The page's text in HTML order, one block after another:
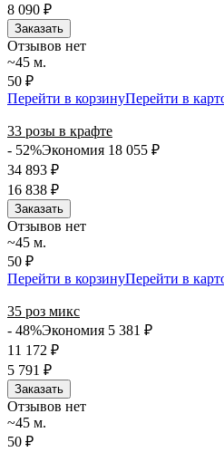
8 090 ₽
Заказать
Отзывов нет
~45 м.
50 ₽
Перейти в корзинуПерейти в
33 розы в крафте
- 52%Экономия 18 055 ₽
34 893 ₽
16 838 ₽
Заказать
Отзывов нет
~45 м.
50 ₽
Перейти в корзинуПерейти в
35 роз микс
- 48%Экономия 5 381 ₽
11 172 ₽
5 791 ₽
Заказать
Отзывов нет
~45 м.
50 ₽